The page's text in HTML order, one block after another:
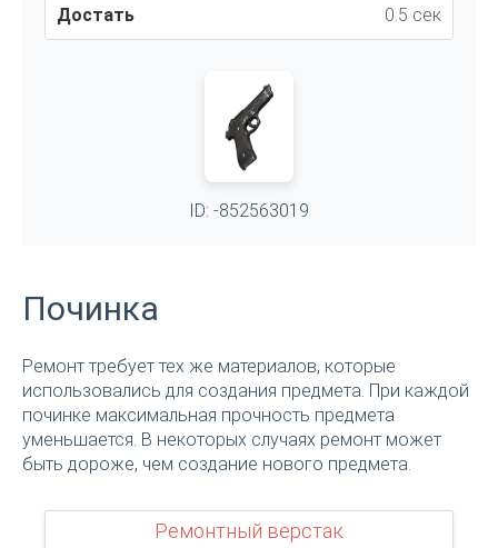
Достать 0.5 сек
ID: -852563019
Починка
Ремонт требует тех же материалов, которые
использовались для создания предмета. При каждой
починке максимальная прочность предмета
уменьшается. В некоторых случаях ремонт может
быть дороже, чем создание нового предмета.
Ремонтный верстак